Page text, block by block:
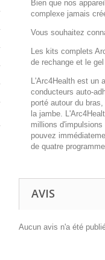
Bien que nos
complexe jamais
Vous souhaitez
Les kits complets
de rechange et le
L'Arc4Health est
conducteurs auto-
porté autour du
la jambe.
millions
pouvez
de quatre
AVIS
Aucun avis n'a été